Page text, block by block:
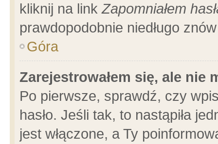
kliknij na linkZapomniałem
prawdopodobnie niedługo
Góra
Zarejestrowałem się, ale nie
Po pierwsze, sprawdź, czy
hasło. Jeśli tak, to nastąpiła
jest włączone, a Ty